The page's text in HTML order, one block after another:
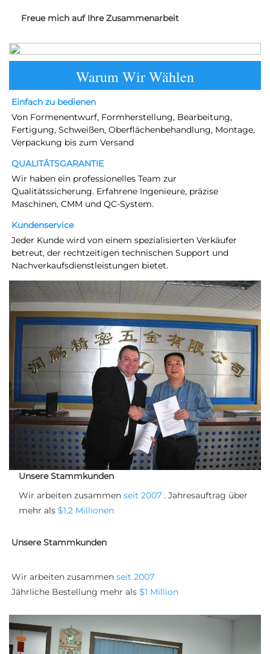
Freue mich auf Ihre Zusammenarbeit
Warum Wir Wählen
Einfach zu bedienen
Von Formenentwurf, Formherstellung, Bearbeitung,
Fertigung, Schweißen, Oberflächenbehandlung, Montage,
Verpackung bis zum Versand
QUALITÄTSGARANTIE
Wir haben ein professionelles Team zur
Qualitätssicherung. Erfahrene Ingenieure, präzise
Maschinen, CMM und QC-System.
Kundenservice
Jeder Kunde wird von einem spezialisierten Verkäufer
betreut, der rechtzeitigen technischen Support und
Nachverkaufsdienstleistungen bietet.
Unsere Stammkunden
Wir arbeiten zusammen seit 2007 . Jahresauftrag über
mehr als $1,2 Millionen
Unsere Stammkunden
Wir arbeiten zusammen seit 2007
Jährliche Bestellung mehr als $1 Million